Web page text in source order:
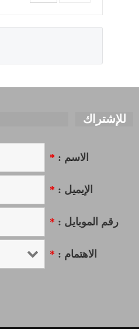
للإشتراك
الاسم : *
الإيميل : *
رقم الموبايل : *
الاهتمام : *